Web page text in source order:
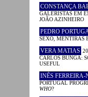
CONSTANÇA
GALERISTAS EM
JOÃO AZINHEIRO
PEDRO
SEXO, MENTIRAS
VERA MATIAS
CARLOS BUNGA:
USEFUL
INÊS
PORTUGAL
WHO?